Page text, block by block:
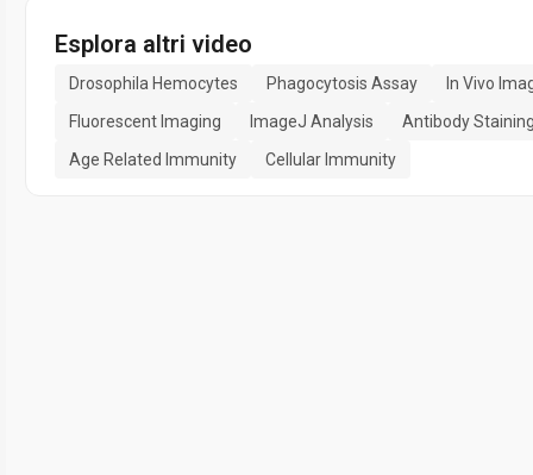
Esplora altri video
Drosophila Hemocytes Phagocytosis Assay
In Vivo
Fluorescent Imaging
ImageJ Analysis
Antibody
Age Related Immunity
Cellular Immunity